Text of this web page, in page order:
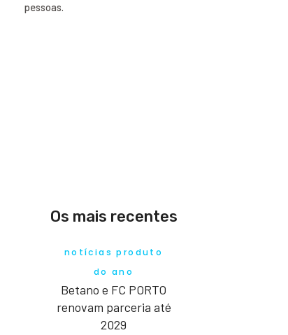
pessoas.
Os mais recentes
notícias produto
do ano
Betano e FC PORTO
renovam parceria até
2029